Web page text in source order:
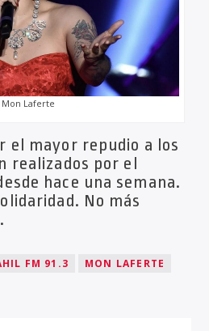
Mon Laferte
el mayor repudio a los
realizados por el
hace una semana.
No más
FM 91.3 MON LAFERTE